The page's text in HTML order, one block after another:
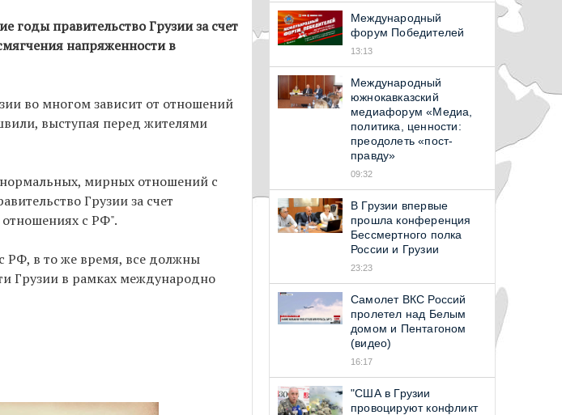
годы правительство Грузии за счет
напряженности в
во многом зависит от отношений
выступая перед жителями
нормальных, мирных отношений с
Грузии за счет
с РФ".
РФ, в то же время, все должны
Грузии в рамках международно
Международный
форум Победителей
13:13
Международный
южнокавказский
медиафорум «Медиа,
политика, ценности:
преодолеть «пост-
правду»
09:32
В Грузии впервые
прошла конференция
Бессмертного полка
России и Грузии
23:23
Самолет ВКС Россий
пролетел над Белым
домом и Пентагоном
(видео)
16:17
"США в Грузии
провоцируют конфликт